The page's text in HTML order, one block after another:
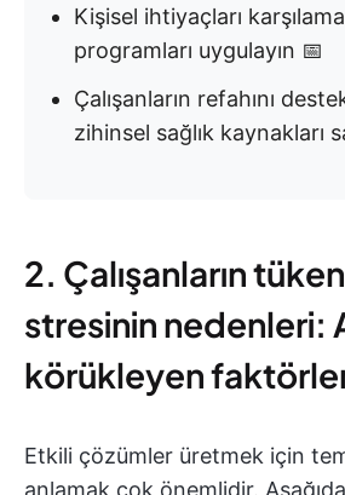
Kişisel ihtiyaçları
programları uygulayın 📅
Çalışanların refahını
zihinsel sağlık kaynakları
2. Çalışanların
stresinin nedenleri:
körükleyen
Etkili çözümler üretmek için
anlamak çok önemlidir.